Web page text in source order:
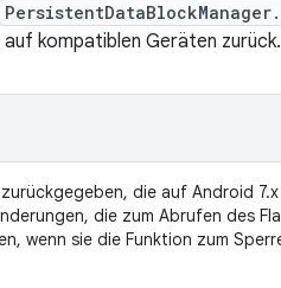
kompatiblen Geräten zurück.
die auf Android
die zum Abrufen des
wenn sie die Funktion zum